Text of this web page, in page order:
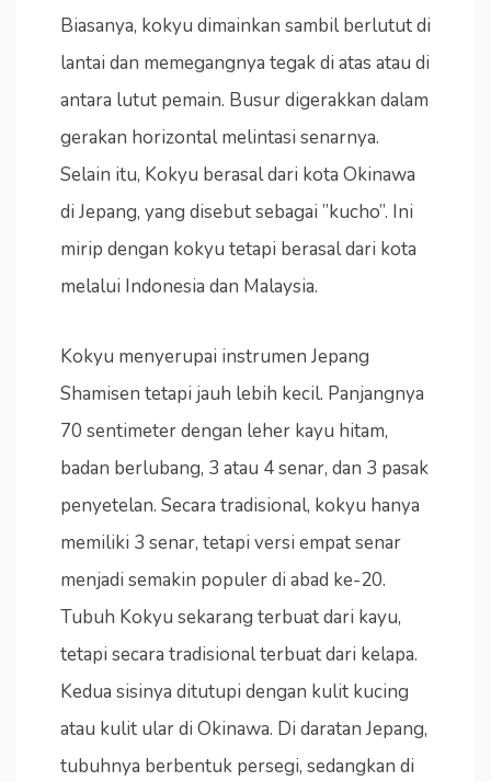
Biasanya, kokyu dimainkan sambil berlutut di
lantai dan memegangnya tegak di atas atau di
antara lutut pemain. Busur digerakkan dalam
gerakan horizontal melintasi senarnya.
Selain itu, Kokyu berasal dari kota Okinawa
di Jepang, yang disebut sebagai ”kucho”. Ini
mirip dengan kokyu tetapi berasal dari kota
melalui Indonesia dan Malaysia.
Kokyu menyerupai instrumen Jepang
Shamisen tetapi jauh lebih kecil. Panjangnya
70 sentimeter dengan leher kayu hitam,
badan berlubang, 3 atau 4 senar, dan 3 pasak
penyetelan. Secara tradisional, kokyu hanya
memiliki 3 senar, tetapi versi empat senar
menjadi semakin populer di abad ke-20.
Tubuh Kokyu sekarang terbuat dari kayu,
tetapi secara tradisional terbuat dari kelapa.
Kedua sisinya ditutupi dengan kulit kucing
atau kulit ular di Okinawa. Di daratan Jepang,
tubuhnya berbentuk persegi, sedangkan di